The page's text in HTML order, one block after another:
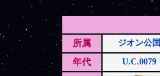
所属 ジオン公国
年代 U.C.0079